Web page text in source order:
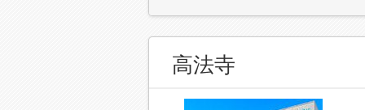
高法寺